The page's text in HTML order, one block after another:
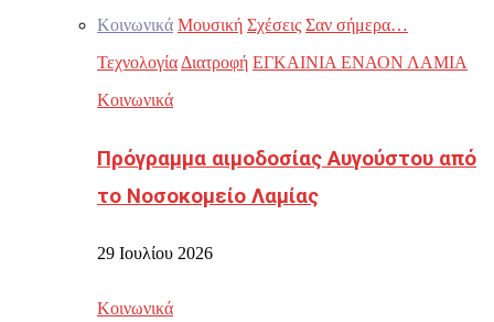
Κοινωνικά Μουσική Σχέσεις Σαν σήμερα…
Τεχνολογία Διατροφή ΕΓΚΑΙΝΙΑ ΕΝΑΟΝ ΛΑΜΙΑ
Κοινωνικά
Πρόγραμμα αιμοδοσίας Αυγούστου από
το Νοσοκομείο Λαμίας
29 Ιουλίου 2026
Κοινωνικά